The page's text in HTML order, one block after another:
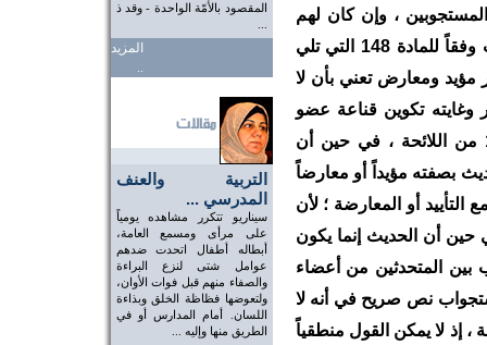
المقصود بالأمّة الواحدة - وقد ذ
المزيد
..
التربية والعنف
المدرسي ...
سيناريو تتكرر مشاهده يومياً
على مرأى ومسمع العامة،
أبطاله أطفال اتحدت ضدهم
عوامل شتى لنزع البراءة
والصفاء منهم قبل فوات الأوان،
ولتعوضها فظاظة الخلق وبذاءة
اللسان. أمام المدارس أو في
الطريق منها وإليه ...
، وإن كان لهم
الحق في طلب البيانات المتعلقة بالاستجواب وفقاً للمادة 148 التي تلي
مؤيد ومعارض تعني بأن لا
تكوين قناعة عضو
اللجنة في الاستجواب ، ونظمته المادة 148 من اللائحة ، في حين أن
الحديث بصفته مؤيداً أو معارضاً
التأييد أو المعارضة ؛ لأن
حين أن الحديث إنما يكون
بين المتحدثين من أعضاء
نص صريح في أنه لا
إذ لا يمكن القول منطقياً